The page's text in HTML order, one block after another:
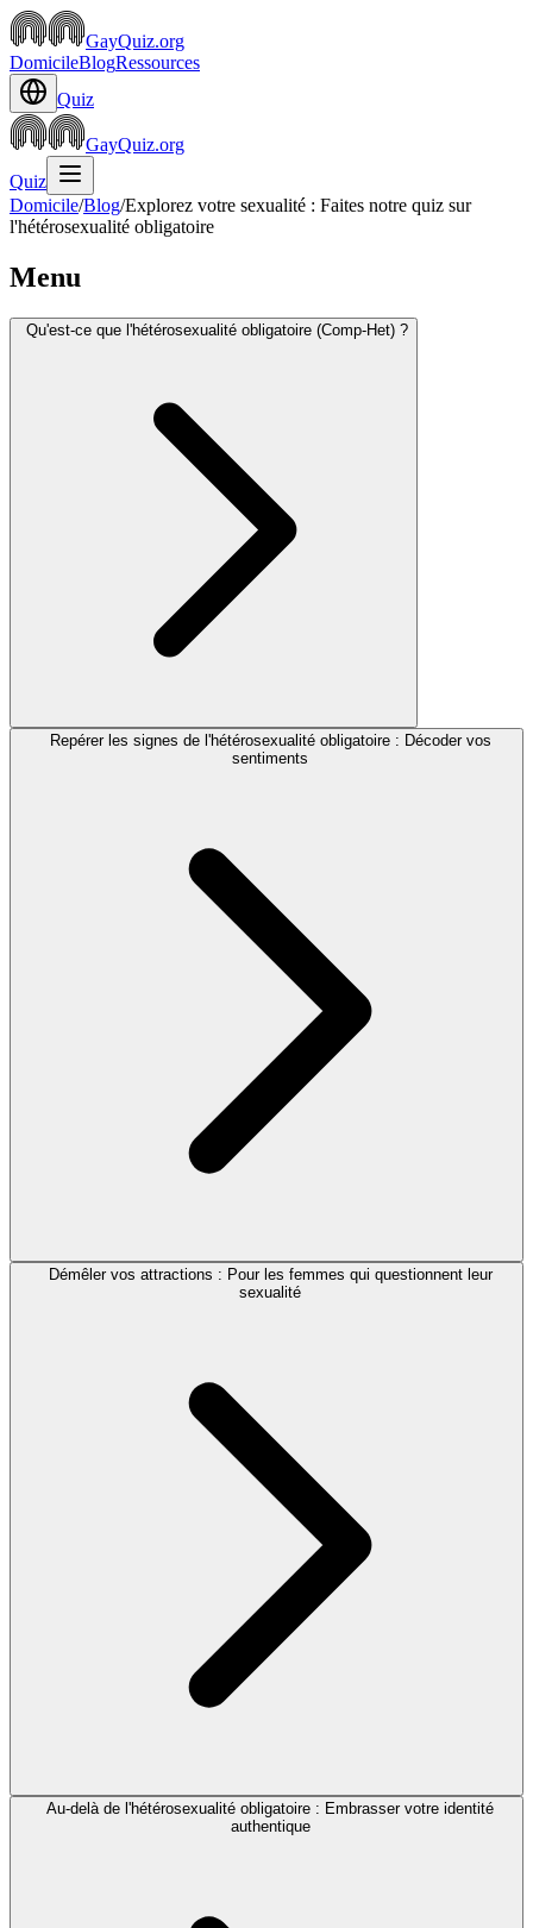
GayQuiz.org
DomicileBlogRessources
Quiz
GayQuiz.org
Quiz
Domicile/Blog/Explorez votre sexualité : Faites notre quiz sur
l'hétérosexualité obligatoire
Menu
Qu'est-ce que l'hétérosexualité obligatoire (Comp-Het) ?
Repérer les signes de l'hétérosexualité obligatoire : Décoder vos
sentiments
Démêler vos attractions : Pour les femmes qui questionnent leur
sexualité
Au-delà de l'hétérosexualité obligatoire : Embrasser votre identité
authentique